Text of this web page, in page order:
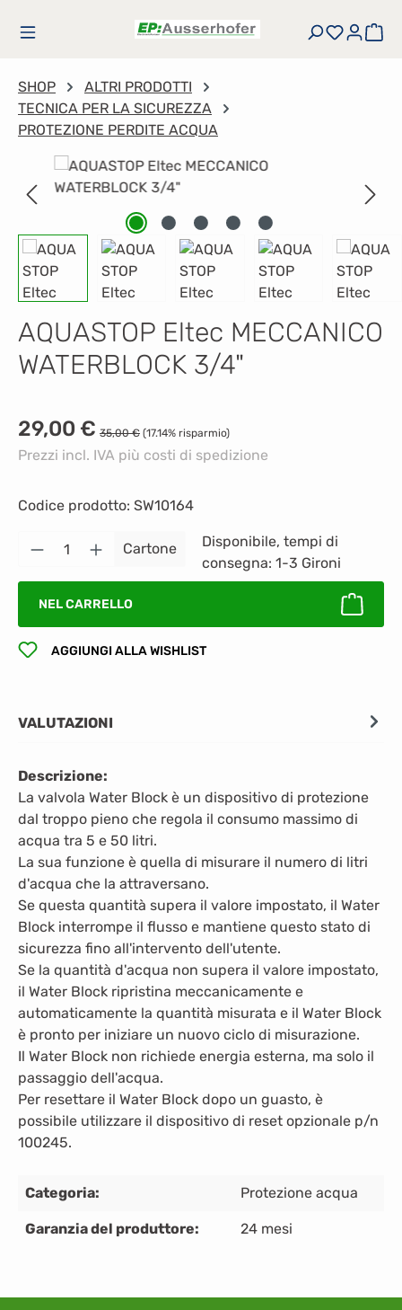
Passa al contenuto principale
Hai 0Il
SHOP
ALTRI PRODOTTI
TECNICA PER LA SICUREZZA
PROTEZIONE PERDITE ACQUA
Salta la galleria di immagini
AQUASTOP Eltec MECCANICO
WATERBLOCK 3/4"
Prezzo di vendita:
29,00 € Prezzo normale:
35,00 € (17.14% risparmio)
Prezzi incl. IVA più costi di spedizione
Codice prodotto: SW10164
Quantità del prodotto: inserisci la
Cartone
Disponibile, tempi di
consegna: 1-3 Gironi
NEL CARRELLO
AGGIUNGI ALLA WISHLIST
VALUTAZIONI
Descrizione:
La valvola Water Block è un dispositivo di protezione
dal troppo pieno che regola il consumo massimo di
acqua tra 5 e 50 litri.
La sua funzione è quella di misurare il numero di litri
d'acqua che la attraversano.
Se questa quantità supera il valore impostato, il Water
Block interrompe il flusso e mantiene questo stato di
sicurezza fino all'intervento dell'utente.
Se la quantità d'acqua non supera il valore impostato,
il Water Block ripristina meccanicamente e
automaticamente la quantità misurata e il Water Block
è pronto per iniziare un nuovo ciclo di misurazione.
Il Water Block non richiede energia esterna, ma solo il
passaggio dell'acqua.
Per resettare il Water Block dopo un guasto, è
possibile utilizzare il dispositivo di reset opzionale p/n
100245.
Categoria: Protezione acqua
Garanzia del produttore: 24 mesi